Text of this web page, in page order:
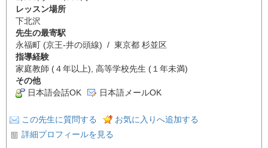
レッスン場所
下北沢
先生の最寄駅
永福町 (京王-井の頭線) / 東京都 杉並区
指導経験
家庭教師 (４年以上), 高等学校先生 (１年未満)
その他
日本語会話OK
日本語メールOK
この先生に質問する
お気に入りへ追加する
詳細プロフィールを見る